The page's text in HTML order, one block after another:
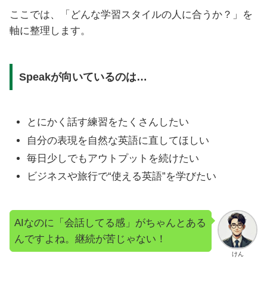
ここでは、「どんな学習スタイルの人に合うか？」を
軸に整理します。
Speakが向いているのは…
とにかく話す練習をたくさんしたい
自分の表現を自然な英語に直してほしい
毎日少しでもアウトプットを続けたい
ビジネスや旅行で“使える英語”を学びたい
けん
AIなのに「会話してる感」がちゃんとある
んですよね。継続が苦じゃない！